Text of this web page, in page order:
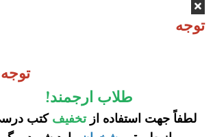
توجه
طلاب ارجمند!
لطفاً جهت استفاده از تخفیف کتب
غیبت نعمانی